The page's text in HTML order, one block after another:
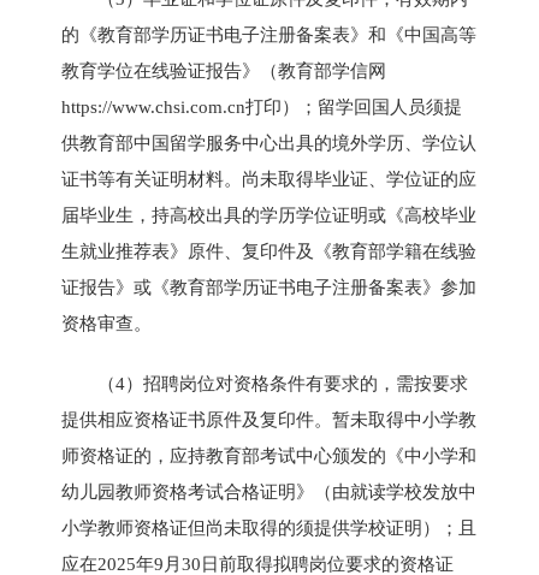
的《教育部学历证书电子注册备案表》和《中国高等
教育学位在线验证报告》（教育部学信网
https://www.chsi.com.cn打印）；留学回国人员须提
供教育部中国留学服务中心出具的境外学历、学位认
证书等有关证明材料。尚未取得毕业证、学位证的应
届毕业生，持高校出具的学历学位证明或《高校毕业
生就业推荐表》原件、复印件及《教育部学籍在线验
证报告》或《教育部学历证书电子注册备案表》参加
资格审查。
（4）招聘岗位对资格条件有要求的，需按要求
提供相应资格证书原件及复印件。暂未取得中小学教
师资格证的，应持教育部考试中心颁发的《中小学和
幼儿园教师资格考试合格证明》（由就读学校发放中
小学教师资格证但尚未取得的须提供学校证明）；且
应在2025年9月30日前取得拟聘岗位要求的资格证